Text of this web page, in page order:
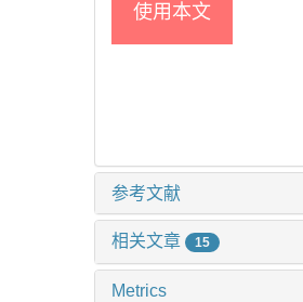
使用本文
参考文献
相关文章 15
Metrics